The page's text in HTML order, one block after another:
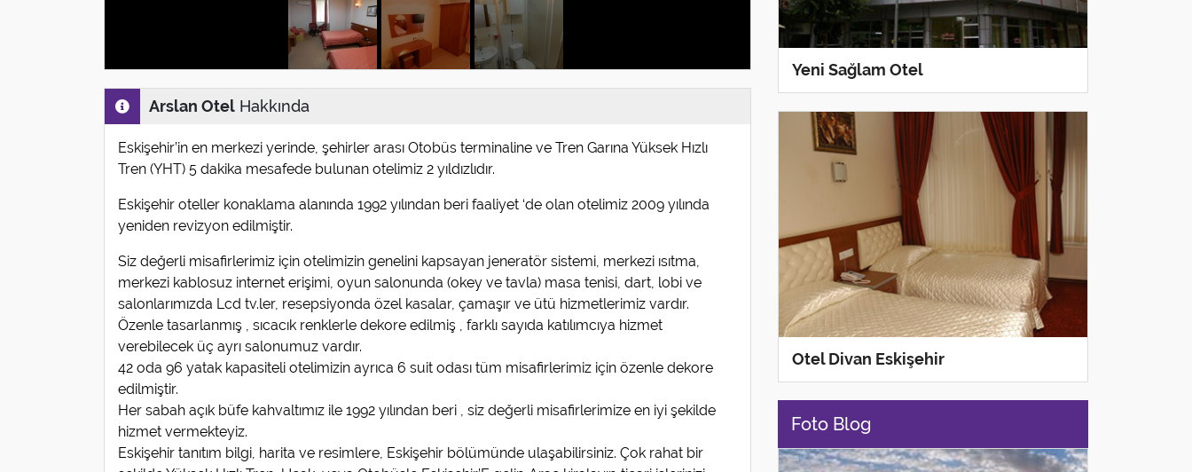
Arslan Otel Hakkında
Eskişehir’in en merkezi yerinde, şehirler arası Otobüs terminaline ve Tren Garına Yüksek Hızlı
Tren (YHT) 5 dakika mesafede bulunan otelimiz 2 yıldızlıdır.
Eskişehir oteller konaklama alanında 1992 yılından beri faaliyet ‘de olan otelimiz 2009 yılında
yeniden revizyon edilmiştir.
Siz değerli misafirlerimiz için otelimizin genelini kapsayan jeneratör sistemi, merkezi ısıtma,
merkezi kablosuz internet erişimi, oyun salonunda (okey ve tavla) masa tenisi, dart, lobi ve
salonlarımızda Lcd tv.ler, resepsiyonda özel kasalar, çamaşır ve ütü hizmetlerimiz vardır.
Özenle tasarlanmış , sıcacık renklerle dekore edilmiş , farklı sayıda katılımcıya hizmet
verebilecek üç ayrı salonumuz vardır.
42 oda 96 yatak kapasiteli otelimizin ayrıca 6 suit odası tüm misafirlerimiz için özenle dekore
edilmiştir.
Her sabah açık büfe kahvaltımız ile 1992 yılından beri , siz değerli misafirlerimize en iyi şekilde
hizmet vermekteyiz.
Eskişehir tanıtım bilgi, harita ve resimlere, Eskişehir bölümünde ulaşabilirsiniz. Çok rahat bir
Yeni Sağlam Otel
Otel Divan Eskişehir
Foto Blog